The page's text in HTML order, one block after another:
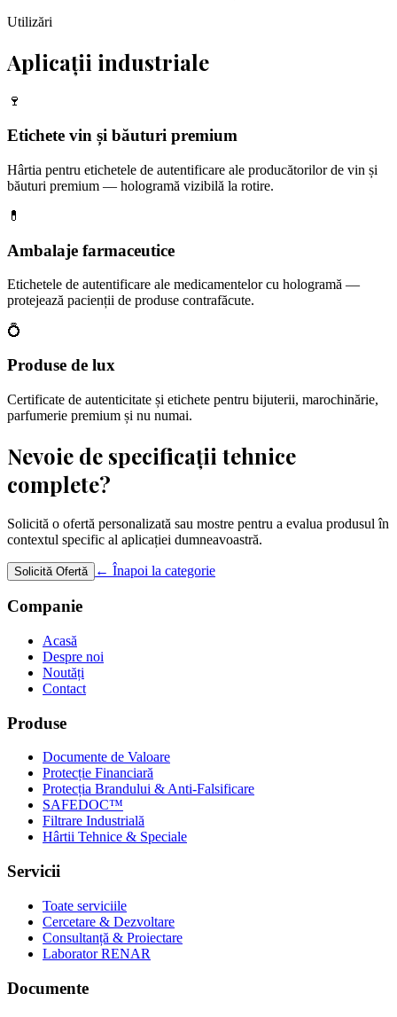
Utilizări
Aplicații industriale
🍷
Etichete vin și băuturi premium
Hârtia pentru etichetele de autentificare ale producătorilor de vin și
băuturi premium — hologramă vizibilă la rotire.
💊
Ambalaje farmaceutice
Etichetele de autentificare ale medicamentelor cu hologramă —
protejează pacienții de produse contrafăcute.
💍
Produse de lux
Certificate de autenticitate și etichete pentru bijuterii, marochinărie,
parfumerie premium și nu numai.
Nevoie de specificații tehnice
complete?
Solicită o ofertă personalizată sau mostre pentru a evalua produsul în
contextul specific al aplicației dumneavoastră.
Solicită Ofertă ← Înapoi la categorie
Companie
Acasă
Despre noi
Noutăți
Contact
Produse
Documente de Valoare
Protecție Financiară
Protecția Brandului & Anti-Falsificare
SAFEDOC™
Filtrare Industrială
Hârtii Tehnice & Speciale
Servicii
Toate serviciile
Cercetare & Dezvoltare
Consultanță & Proiectare
Laborator RENAR
Documente